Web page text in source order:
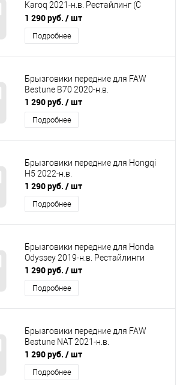
Karoq 2021-н.в. Рестайлинг (С
расширителями арок)
1 290 руб. / шт
Подробнее
Брызговики передние для FAW
Bestune B70 2020-н.в.
1 290 руб. / шт
Подробнее
Брызговики передние для Hongqi
H5 2022-н.в.
1 290 руб. / шт
Подробнее
Брызговики передние для Honda
Odyssey 2019-н.в. Рестайлинги
1 290 руб. / шт
Подробнее
Брызговики передние для FAW
Bestune NAT 2021-н.в.
1 290 руб. / шт
Подробнее